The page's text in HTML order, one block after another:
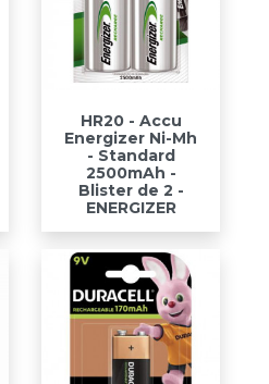
HR20 - Accu
Energizer Ni-Mh
- Standard
2500mAh -
Blister de 2 -
ENERGIZER